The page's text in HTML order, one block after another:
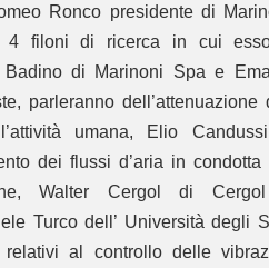
Ronco presidente di
4 filoni di ricerca in cui
Badino di Marinoni Spa e
parleranno dell’attenuazione
umana, Elio
dei flussi d’aria in condotta
Walter Cergol di Cergol
Turco dell’ Università degli
al controllo delle